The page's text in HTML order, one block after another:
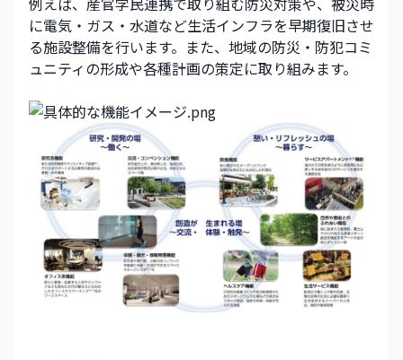
に電気・ガス・水道など生活インフラを早期復旧させ
る施設整備を行います。また、地域の防災・防犯コミ
ュニティの形成や各種計画の策定に取り組みます。